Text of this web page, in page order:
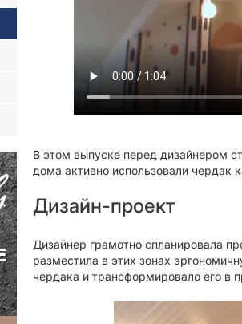
В этом выпуске перед дизайнером
дома активно использовали чердак
Дизайн-проект
Дизайнер грамотно спланировала
разместила в этих зонах
чердака и трансформировало его в